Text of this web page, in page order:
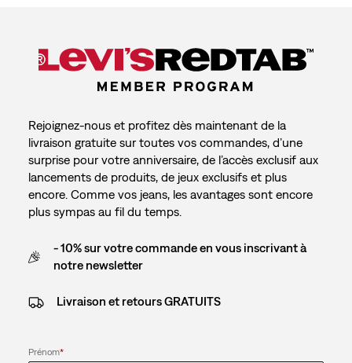
Rejoignez-nous et profitez dès maintenant de la
livraison gratuite sur toutes vos commandes, d’une
surprise pour votre anniversaire, de l’accès exclusif aux
lancements de produits, de jeux exclusifs et plus
encore. Comme vos jeans, les avantages sont encore
plus sympas au fil du temps.
- 10% sur votre commande en vous inscrivant à
notre newsletter
Livraison et retours GRATUITS
Prénom*